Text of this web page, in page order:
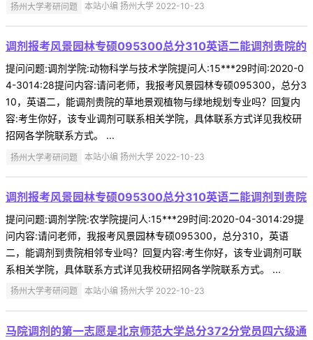
扬州大学考研问题 本站小编 扬州大学 2022-10-23
调剂报考风景园林专硕095300总分310英语二能调剂贵院的
提问问题:调剂学院:动物科学与技术学院提问人:15***29时间:2020-0
4-3014:28提问内容:请问老师，我报考风景园林专硕095300，总分3
10，英语二，能调剂贵院的草地景观植物与绿地规划专业吗？回复内
容:考生你好，该专业调剂可联系相关学院，具体联系方式详见我校研
招网各学院联系方式。 ...
扬州大学考研问题 本站小编 扬州大学 2022-10-23
调剂报考风景园林专硕095300总分310英语二能调剂到贵院
提问问题:调剂学院:农学院提问人:15***29时间:2020-04-3014:29提
问内容:请问老师，我报考风景园林专硕095300，总分310，英语
二，能调剂到贵院相邻专业吗？回复内容:考生你好，该专业调剂可联
系相关学院，具体联系方式详见我校研招网各学院联系方式。 ...
扬州大学考研问题 本站小编 扬州大学 2022-10-23
马院调剂的第一志愿是北京师范大学总分372分党员四六级通